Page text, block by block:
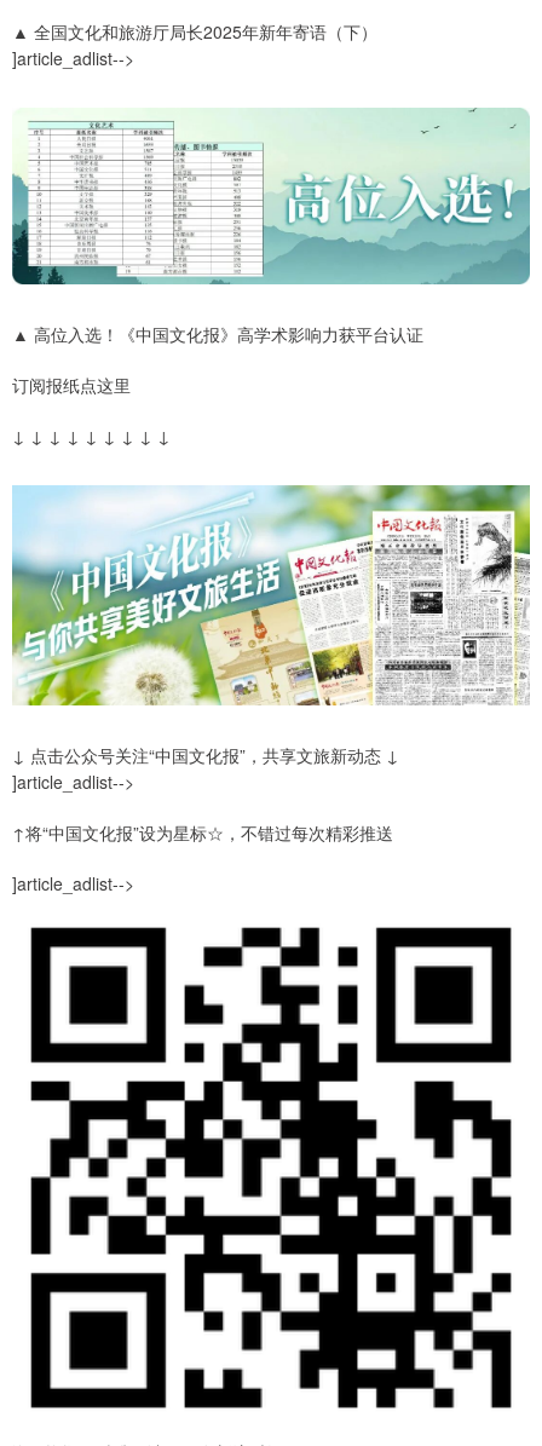
▲ 全国文化和旅游厅局长2025年新年寄语（下）
]article_adlist-->
▲ 高位入选！《中国文化报》高学术影响力获平台认证
订阅报纸点这里
↓ ↓ ↓ ↓ ↓ ↓ ↓ ↓ ↓
↓ 点击公众号关注“中国文化报”，共享文旅新动态 ↓
]article_adlist-->
↑将“中国文化报”设为星标☆，不错过每次精彩推送
]article_adlist-->